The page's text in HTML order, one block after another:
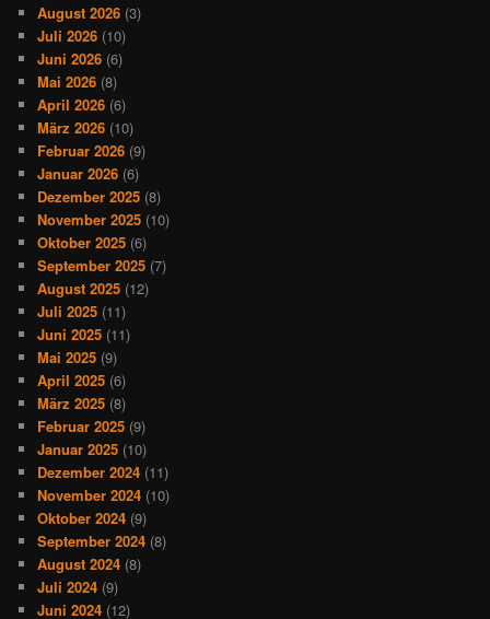
August 2026 (3)
Juli 2026 (10)
Juni 2026 (6)
Mai 2026 (8)
April 2026 (6)
März 2026 (10)
Februar 2026 (9)
Januar 2026 (6)
Dezember 2025 (8)
November 2025 (10)
Oktober 2025 (6)
September 2025 (7)
August 2025 (12)
Juli 2025 (11)
Juni 2025 (11)
Mai 2025 (9)
April 2025 (6)
März 2025 (8)
Februar 2025 (9)
Januar 2025 (10)
Dezember 2024 (11)
November 2024 (10)
Oktober 2024 (9)
September 2024 (8)
August 2024 (8)
Juli 2024 (9)
Juni 2024 (12)